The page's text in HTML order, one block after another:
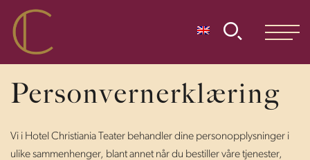
Personvernerklæring
Vi i Hotel Christiania Teater behandler dine personopplysninger i
ulike sammenhenger, blant annet når du bestiller våre tjenester,